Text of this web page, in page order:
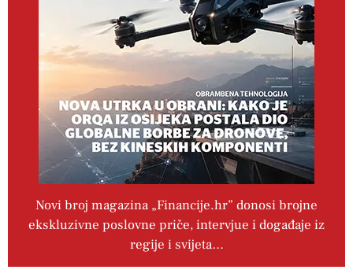
Novi broj magazina „Financije.hr” donosi brojne
ekskluzivne poslovne priče, intervjue i događaje iz
regije i svijeta…